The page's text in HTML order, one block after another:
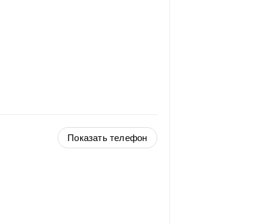
Показать телефон